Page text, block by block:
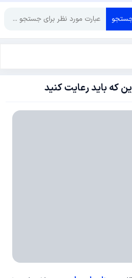
که باید رعایت کنید